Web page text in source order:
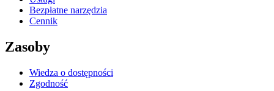
Bezpłatne narzędzia
Cennik
Zasoby
Wiedza o dostępności
Zgodność